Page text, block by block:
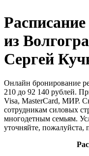
из
Сергей
Онлайн бронирование
210 до 92 140 рублей.
Visa, MasterCard, МИР.
сотрудникам силовых
многодетным семьям.
уточняйте, пожалуйста,